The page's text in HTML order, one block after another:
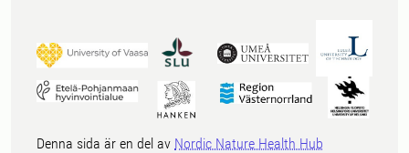
Denna sida är en del av Nordic Nature Health Hub